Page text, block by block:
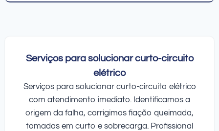
Serviços para solucionar curto-circuito
elétrico
Serviços para solucionar curto-circuito elétrico
com atendimento imediato. Identificamos a
origem da falha, corrigimos fiação queimada,
tomadas em curto e sobrecarga. Profissional